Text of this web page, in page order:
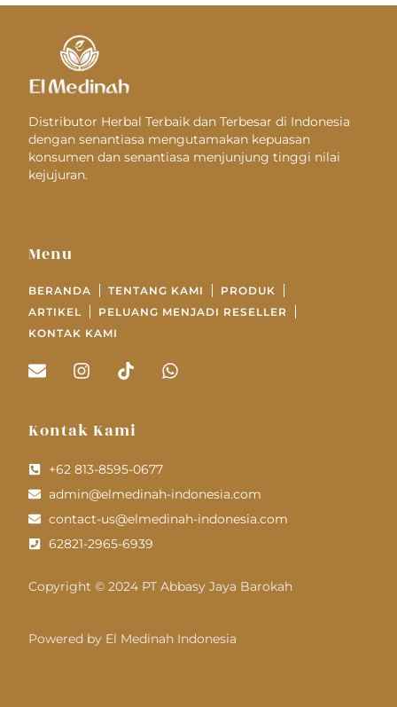
Distributor Herbal Terbaik dan Terbesar di Indonesia
dengan senantiasa mengutamakan kepuasan
konsumen dan senantiasa menjunjung tinggi nilai
kejujuran.
Menu
BERANDA TENTANG KAMI
PRODUK
ARTIKEL
PELUANG MENJADI RESELLER
KONTAK KAMI
Kontak Kami
+62 813-8595-0677
admin@elmedinah-indonesia.com
contact-us@elmedinah-indonesia.com
62821-2965-6939
Copyright © 2024 PT Abbasy Jaya Barokah
Powered by El Medinah Indonesia